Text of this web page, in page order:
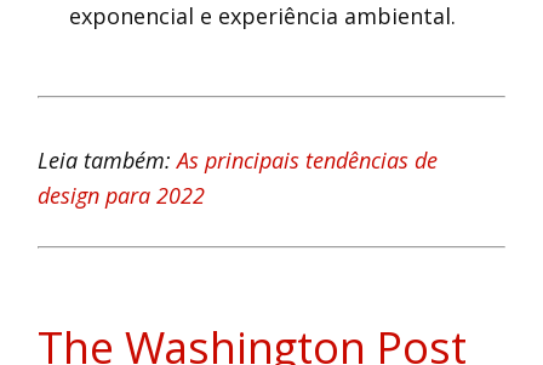
exponencial e experiência ambiental.
Leia também:As principais tendências de
design para 2022
The Washington Post